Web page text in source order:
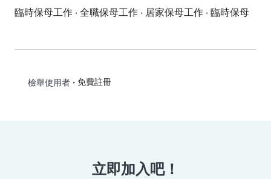
臨時保母工作 · 全職保母工作 · 居家保母工作 · 臨時保母
檢舉使用者• 免費註冊
立即加入吧！